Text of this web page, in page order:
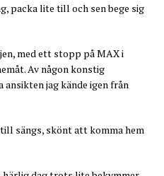
packa lite till och sen bege sig
med ett stopp på MAX i
Av någon konstig
jag kände igen från
sängs, skönt att komma hem